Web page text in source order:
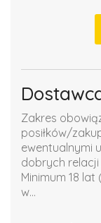
Zakres
posiłków/
ewentualnymi
dobrych relacji
Minimum 18
w...